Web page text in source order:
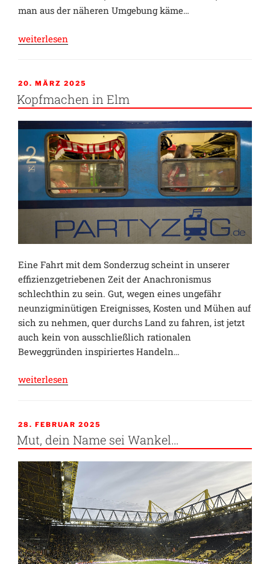
man aus der näheren Umgebung käme…
„Mit
kam
die
Zuversicht“
weiterlesen
VERÖFFENTLICHT
AM
20. MÄRZ 2025
Kopfmachen in Elm
Eine Fahrt mit dem Sonderzug scheint in unserer
effizienzgetriebenen Zeit der Anachronismus
schlechthin zu sein. Gut, wegen eines ungefähr
neunzigminütigen Ereignisses, Kosten und Mühen auf
sich zu nehmen, quer durchs Land zu fahren, ist jetzt
auch kein von ausschließlich rationalen
Beweggründen inspiriertes Handeln…
„Kopfmachen
weiterlesen
VERÖFFENTLICHT
AM
28. FEBRUAR 2025
Mut, dein Name sei Wankel…